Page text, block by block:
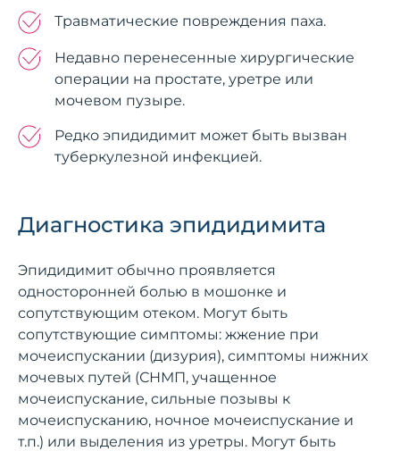
Травматические повреждения паха.
Недавно перенесенные хирургические
операции на простате, уретре или
мочевом пузыре.
Редко эпидидимит может быть вызван
туберкулезной инфекцией.
Диагностика эпидидимита
Эпидидимит обычно проявляется
односторонней болью в мошонке и
сопутствующим отеком. Могут быть
сопутствующие симптомы: жжение при
мочеиспускании (дизурия), симптомы нижних
мочевых путей (СНМП, учащенное
мочеиспускание, сильные позывы к
мочеиспусканию, ночное мочеиспускание и
т.п.) или выделения из уретры. Могут быть